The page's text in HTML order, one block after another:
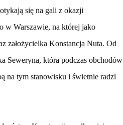
się na gali z okazji
w Warszawie, na której jako
założycielka Konstancja Nuta. Od
Seweryna, która podczas obchodów
na tym stanowisku i świetnie radzi